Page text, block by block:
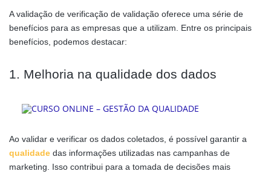
A validação de verificação de validação oferece uma série de
benefícios para as empresas que a utilizam. Entre os principais
benefícios, podemos destacar:
1. Melhoria na qualidade dos dados
Ao validar e verificar os dados coletados, é possível garantir a
qualidade das informações utilizadas nas campanhas de
marketing. Isso contribui para a tomada de decisões mais